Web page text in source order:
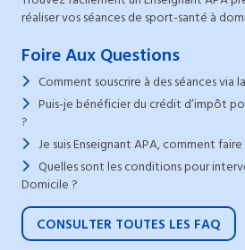
réaliser vos séances de sport-santé à
Foire Aux Questions
Comment souscrire à des séances
Puis-je bénéficier du crédit d’impôt
?
Je suis Enseignant APA, comment
Quelles sont les conditions pour
Domicile ?
CONSULTER TOUTES LES FAQ